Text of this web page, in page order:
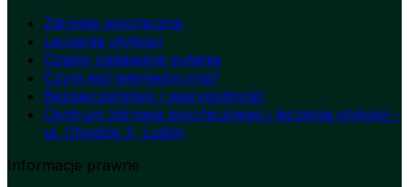
Zdrowie psychiczne
Leczenie otyłości
Często zadawane pytania
Czym jest telemedycyna?
Bezpieczeństwo i wiarygodność
Centrum zdrowia psychicznego i leczenia otyłości -
ul. Chodźki 3, Lublin
Informacje prawne